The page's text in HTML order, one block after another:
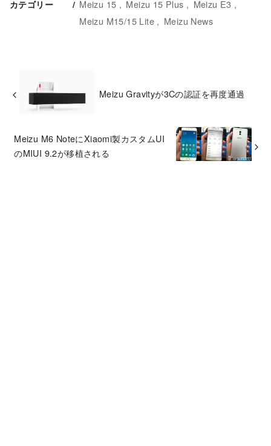
カテゴリー Meizu 15 Meizu 15 Plus
Meizu E3
Meizu M15/15 Lite
Meizu News
Meizu Gravityが3Cの認証を再度通過
Meizu M6 NoteにXiaomi製カスタムUI
のMIUI 9.2が移植される